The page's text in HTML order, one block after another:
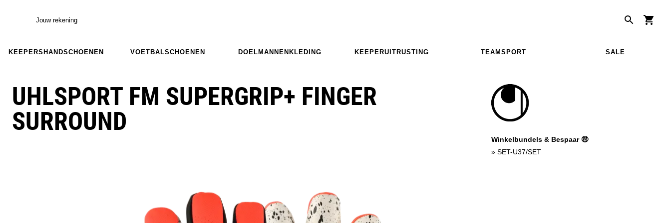
Jouw rekening
KEEPERSHANDSCHOENEN VOETBALSCHOENEN DOELMANNENKLEDING KEEPERUITRUSTING TEAMSPORT SALE
UHLSPORT FM SUPERGRIP+ FINGER
SURROUND
Winkelbundels & Bespaar 🤑
» SET-U37/SET